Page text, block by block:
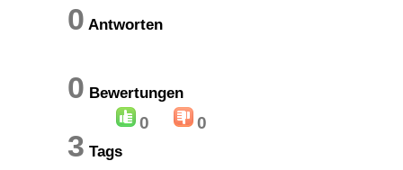
0 Antworten
0 Bewertungen
0 0
3 Tags